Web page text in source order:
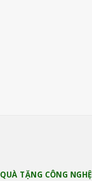
QUÀ TẶNG CÔNG NGHỆ